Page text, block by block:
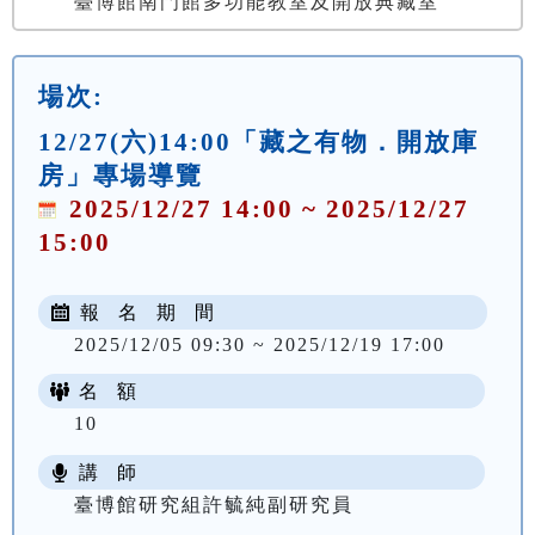
場次:
12/27(六)14:00「藏之有物．開放庫
房」專場導覽
2025/12/27 14:00 ~ 2025/12/27
15:00
報 名 期 間
2025/12/05 09:30 ~ 2025/12/19 17:00
名 額
10
講 師
臺博館研究組許毓純副研究員